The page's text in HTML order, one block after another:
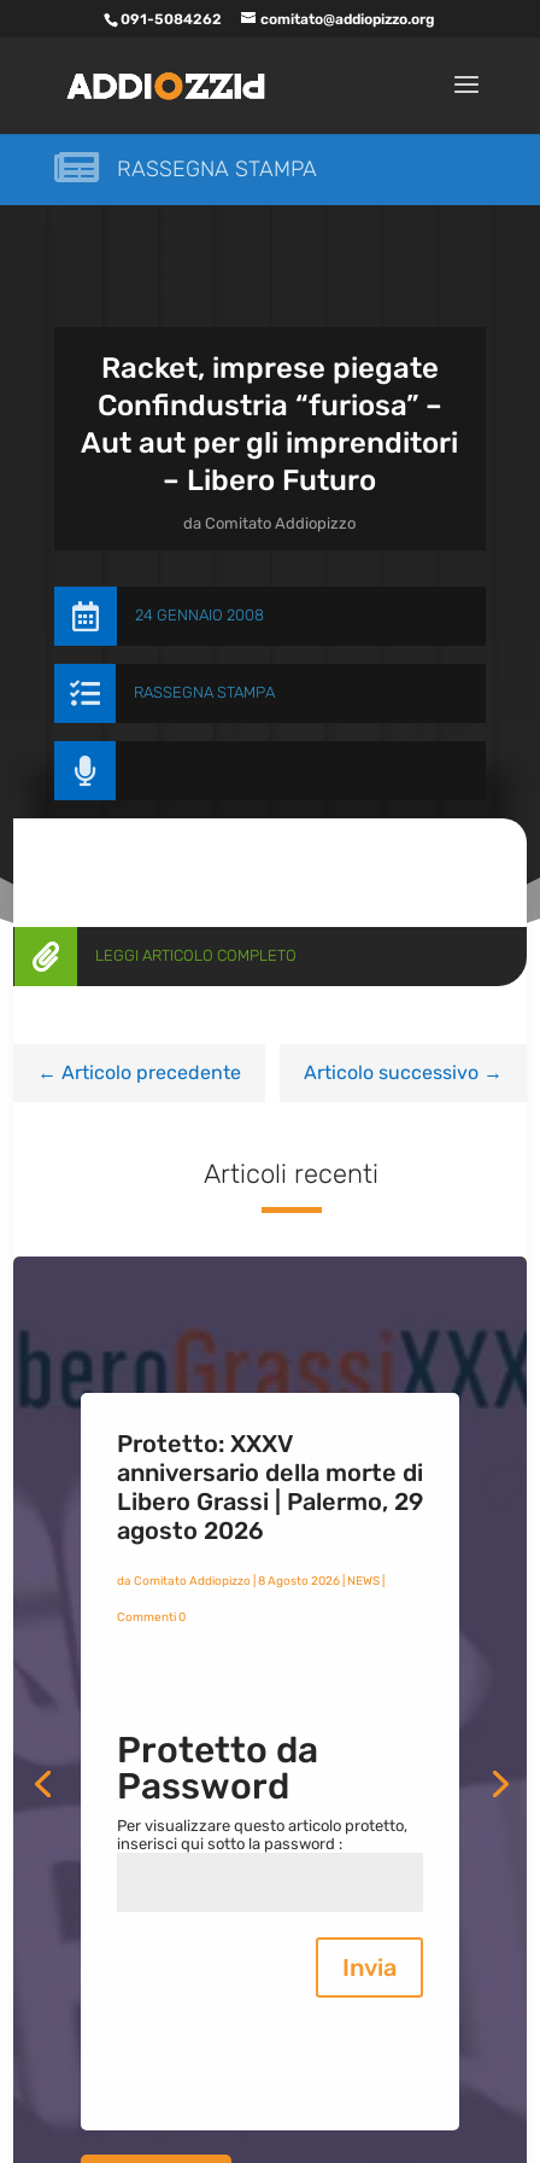
091-5084262 comitato@addiopizzo.org
 RASSEGNA STAMPA
Racket, imprese piegate
Confindustria “furiosa” –
Aut aut per gli imprenditori
– Libero Futuro
daComitato Addiopizzo
 24 GENNAIO 2008
 RASSEGNA STAMPA

 LEGGI ARTICOLO COMPLETO
←Articolo precedente Articolo successivo→
Articoli recenti
Protetto: XXXV
anniversario della morte di
Libero Grassi | Palermo, 29
agosto 2026
da Comitato Addiopizzo| 8 Agosto 2026| NEWS|
Commenti 0
Protetto da
Password
Per visualizzare questo articolo protetto,
inserisci qui sotto la password :
Invia